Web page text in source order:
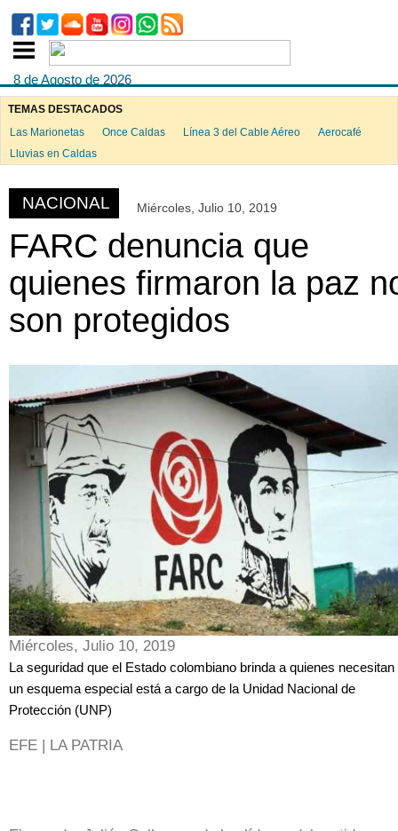
8 de Agosto de 2026
TEMAS DESTACADOS
Las Marionetas
Once Caldas Línea 3 del Cable Aéreo
Aerocafé
Lluvias en Caldas
NACIONAL Miércoles, Julio 10, 2019
FARC denuncia que
quienes firmaron la paz
son protegidos
Miércoles, Julio 10, 2019
La seguridad que el Estado colombiano brinda a quienes necesitan
un esquema especial está a cargo de la Unidad Nacional de
Protección (UNP)
EFE | LA PATRIA